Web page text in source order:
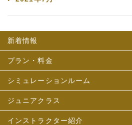
新着情報
プラン・料金
シミュレーションルーム
ジュニアクラス
インストラクター紹介